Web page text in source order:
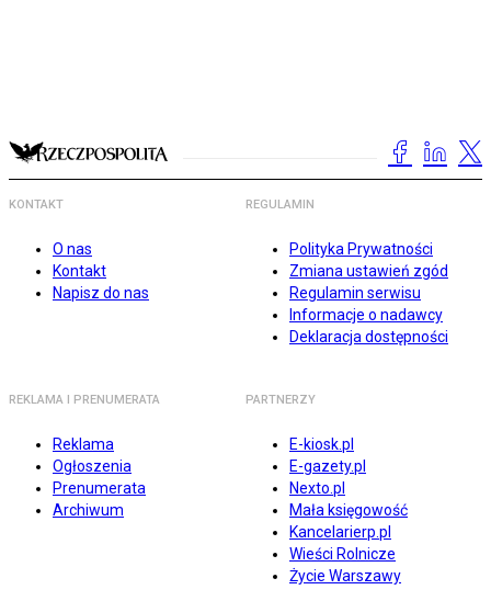
KONTAKT
O nas
Kontakt
Napisz do nas
REGULAMIN
Polityka Prywatności
Zmiana ustawień zgód
Regulamin serwisu
Informacje o nadawcy
Deklaracja dostępności
REKLAMA I PRENUMERATA
Reklama
Ogłoszenia
Prenumerata
Archiwum
PARTNERZY
E-kiosk.pl
E-gazety.pl
Nexto.pl
Mała księgowość
Kancelarierp.pl
Wieści Rolnicze
Życie Warszawy